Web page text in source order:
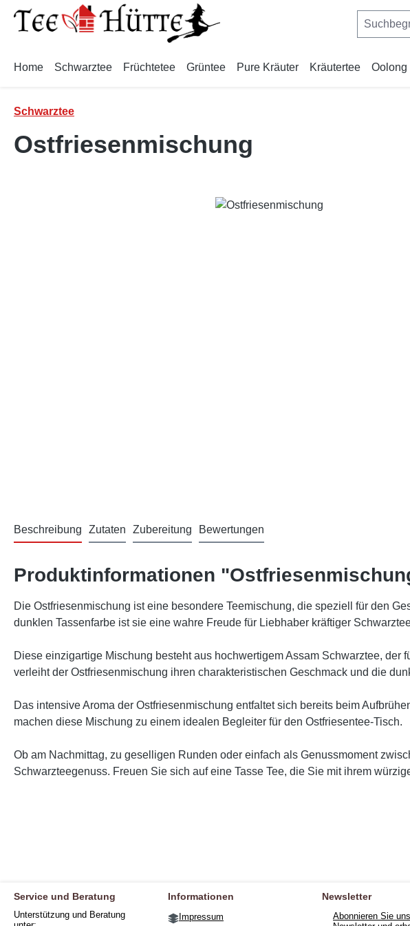
Hauptinhalt springen
Zur Suche springen
Zur Hauptnavigation springen
Home Schwarztee Früchtetee Grüntee Pure Kräuter Kräutertee Oolong
Schwarztee
Ostfriesenmischung
Beschreibung Zutaten Zubereitung Bewertungen
Produktinformationen
Die Ostfriesenmischung ist eine besondere Teemischung, die speziell für den
dunklen Tassenfarbe ist sie eine wahre Freude für Liebhaber kräftiger
Diese einzigartige Mischung besteht aus hochwertigem Assam Schwarztee,
verleiht der Ostfriesenmischung ihren charakteristischen Geschmack und die
Das intensive Aroma der Ostfriesenmischung entfaltet sich bereits beim
machen diese Mischung zu einem idealen Begleiter für den Ostfriesentee-Tisch.
Ob am Nachmittag, zu geselligen Runden oder einfach als Genussmoment
Schwarzteegenuss. Freuen Sie sich auf eine Tasse Tee, die Sie mit ihrem
Service und Beratung
Unterstützung und Beratung
Informationen
Impressum
Newsletter
Abonnieren Sie